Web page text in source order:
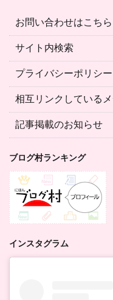
お問い合わせはこちら
サイト内検索
プライバシーポリシー
相互リンクしている
記事掲載のお知らせ
ブログ村ランキング
インスタグラム